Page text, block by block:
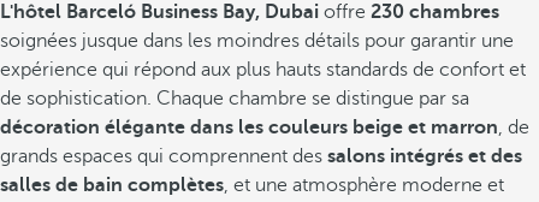
L'hôtel Barceló Business Bay, Dubai offre 230 chambres
soignées jusque dans les moindres détails pour garantir une
expérience qui répond aux plus hauts standards de confort et
de sophistication. Chaque chambre se distingue par sa
décoration élégante dans les couleurs beige et marron, de
grands espaces qui comprennent des salons intégrés et des
salles de bain complètes, et une atmosphère moderne et